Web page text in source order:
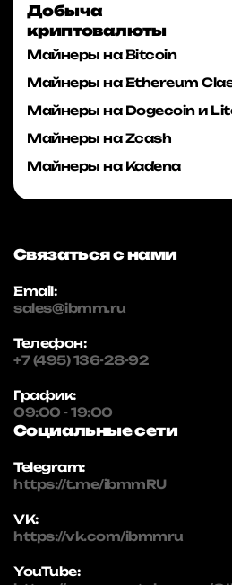
Добыча
криптовалюты
Майнеры на Bitcoin
Майнеры на Ethereum
Майнеры на Dogecoin и
Майнеры на Zcash
Майнеры на Kadena
Связаться с нами
Email:
sales@ibmm.ru
Телефон:
+7 (495) 136-28-92
График:
09:00 - 19:00
Социальные сети
Telegram:
https://t.me/ibmmRU
VK:
https://vk.com/ibmmru
YouTube: